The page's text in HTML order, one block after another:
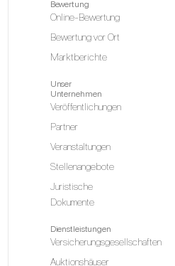
Bewertung
Online-Bewertung
Bewertung vor Ort
Marktberichte
Unser
Unternehmen
Veröffentlichungen
Partner
Veranstaltungen
Stellenangebote
Juristische
Dokumente
Dienstleistungen
Versicherungsgesellschaften
Auktionshäuser